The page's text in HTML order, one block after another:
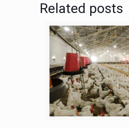
Related posts